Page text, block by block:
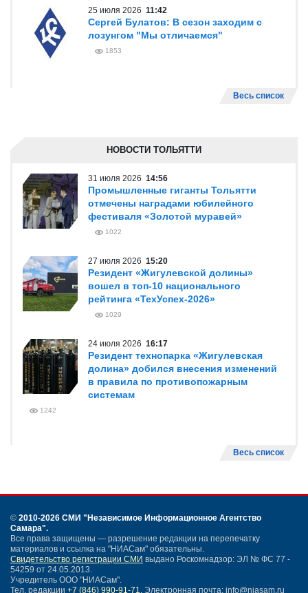
25 июля 2026 11:42
Сергей Булатов: В сезон заходим с
лозунгом "Мы отличаемся"
1853
Весь список
НОВОСТИ ТОЛЬЯТТИ
31 июля 2026 14:56
Промышленные гиганты Тольятти
отмечены наградами юбилейного
фестиваля «Золотой муравей»
1022
27 июля 2026 15:20
Резидент «Жигулевской долины»
вошел в топ-10 национального
рейтинга «ТехУспех-2026»
1029
24 июля 2026 16:17
Резидент технопарка «Жигулевская
долина» добился внесения изменений
в правила по противопожарным
системам
1242
Весь список
© 2010-2026 СМИ "Независимое Информационное Агентство
Самара".
Все права защищены — разрешение редакции на перепечатку
материалов и ссылка на "НИАСам" обязательны.
Свидетельство регистрации СМИ выдано Роскомнадзор: ЭЛ № ФС 77 -
54259 от 24.05.2013.
Учредитель ООО "НИАСам".
Тел. редакции +7 (846) 990-91-71. Электронная почта: info@niasam.ru